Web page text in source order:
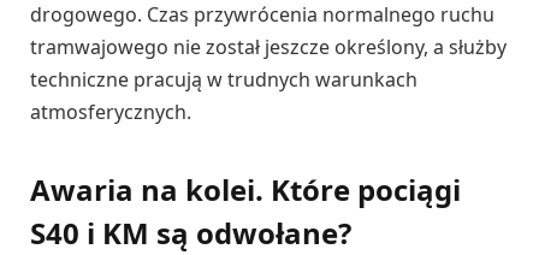
drogowego. Czas przywrócenia normalnego ruchu
tramwajowego nie został jeszcze określony, a służby
techniczne pracują w trudnych warunkach
atmosferycznych.
Awaria na kolei. Które pociągi
S40 i KM są odwołane?